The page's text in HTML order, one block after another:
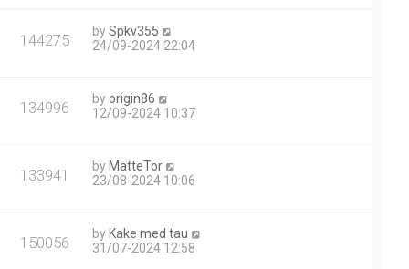
144275 bySpkv355
24/09-2024 22:04
134996 byorigin86
12/09-2024 10:37
133941 by MatteTor
23/08-2024 10:06
150056 by Kake med tau
31/07-2024 12:58